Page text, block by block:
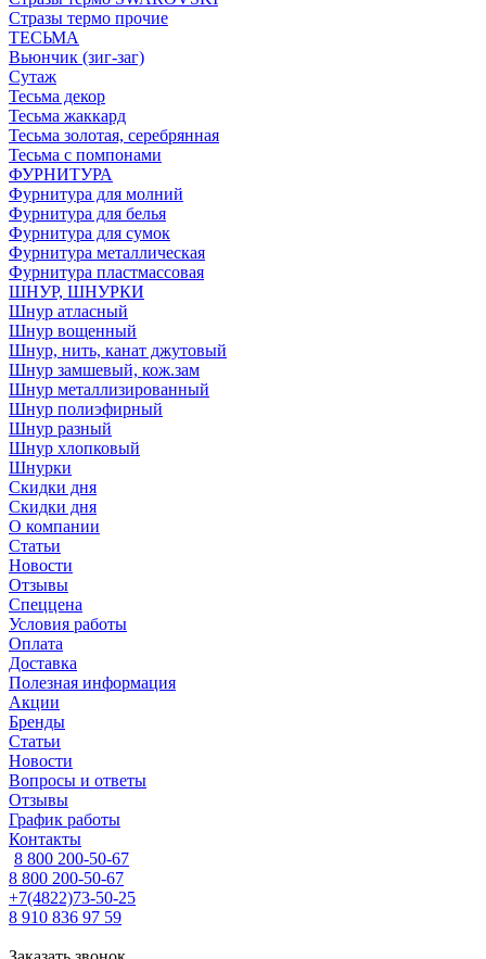
Стразы термо прочие
ТЕСЬМА
Вьюнчик (зиг-заг)
Сутаж
Тесьма декор
Тесьма жаккард
Тесьма золотая, серебрянная
Тесьма с помпонами
ФУРНИТУРА
Фурнитура для молний
Фурнитура для белья
Фурнитура для сумок
Фурнитура металлическая
Фурнитура пластмассовая
ШНУР, ШНУРКИ
Шнур атласный
Шнур вощенный
Шнур, нить, канат джутовый
Шнур замшевый, кож.зам
Шнур металлизированный
Шнур полиэфирный
Шнур разный
Шнур хлопковый
Шнурки
Скидки дня
Скидки дня
О компании
Статьи
Новости
Отзывы
Спеццена
Условия работы
Оплата
Доставка
Полезная информация
Акции
Бренды
Статьи
Новости
Вопросы и ответы
Отзывы
График работы
Контакты
8 800 200-50-67
8 800 200-50-67
+7(4822)73-50-25
8 910 836 97 59